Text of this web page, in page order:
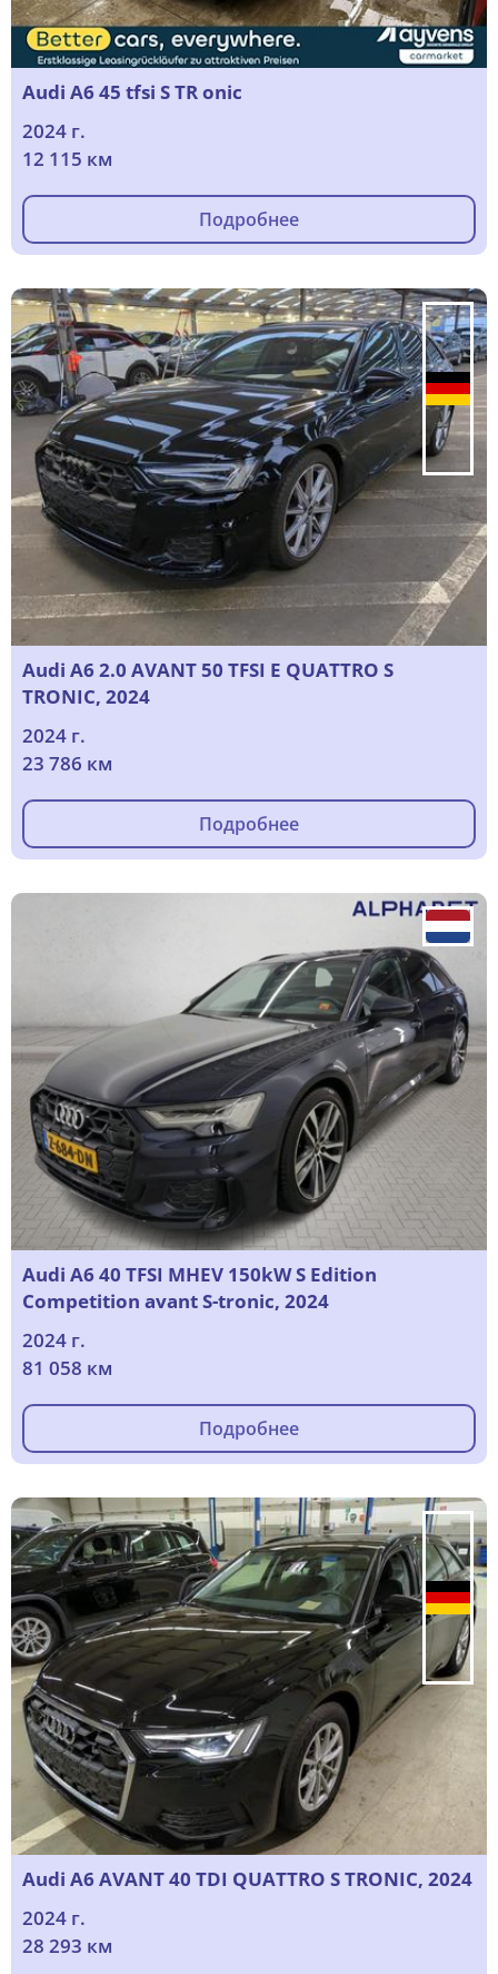
Audi A6 45 tfsi S TR onic
2024 г.
12 115 км
Подробнее
Audi A6 2.0 AVANT 50 TFSI E QUATTRO S
TRONIC, 2024
2024 г.
23 786 км
Подробнее
Audi A6 40 TFSI MHEV 150kW S Edition
Competition avant S-tronic, 2024
2024 г.
81 058 км
Подробнее
Audi A6 AVANT 40 TDI QUATTRO S TRONIC, 2024
2024 г.
28 293 км